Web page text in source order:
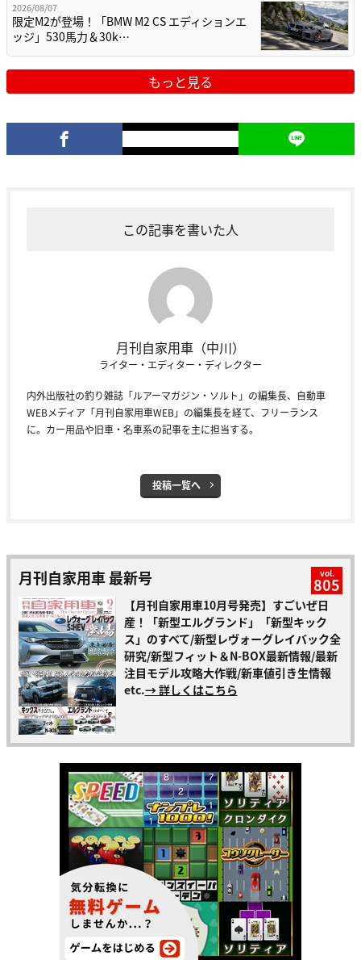
2026/08/07
限定M2が登場！「BMW M2 CS エディションエ
ッジ」530馬力＆30k…
もっと見る
この記事を書いた人
月刊自家用車（中川）
ライター・エディター・ディレクター
内外出版社の釣り雑誌「ルアーマガジン・ソルト」の編集長、自動車
WEBメディア「月刊自家用車WEB」の編集長を経て、フリーランス
に。カー用品や旧車・名車系の記事を主に担当する。
投稿一覧へ
月刊自家用車 最新号 vol.
805
【月刊自家用車10月号発売】すごいぜ日
産！「新型エルグランド」「新型キック
ス」のすべて/新型レヴォーグレイバック全
研究/新型フィット＆N-BOX最新情報/最新
注目モデル攻略大作戦/新車値引き生情報
etc.→ 詳しくはこちら